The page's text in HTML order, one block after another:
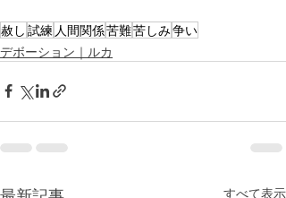
赦し 試練 人間関係苦難苦しみ争い
デボーション｜ルカ
すべて表示